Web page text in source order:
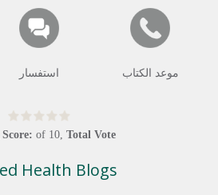
موعد الكتاب استفسار
of 10, Total Vote:
Health Blogs